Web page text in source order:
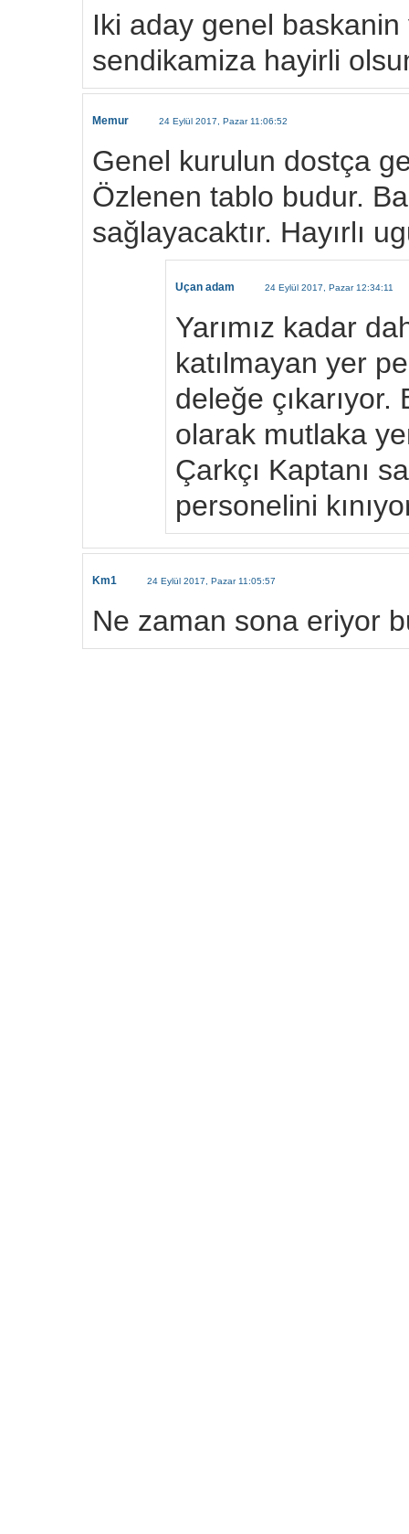
Iki aday genel
sendikamiza hayirli
Memur 24 Eylül 2017, Pazar 11:06:52
Genel kurulun dostça
Özlenen tablo budur.
sağlayacaktır. Hayırlı
Uçan adam 24 Eylül 2017, Pazar 12:34:11
Yarımız kadar
katılmayan yer
deleğe
olarak mutlaka
Çarkçı Kaptanı
personelini
Km1 24 Eylül 2017, Pazar 11:05:57
Ne zaman sona eriyor